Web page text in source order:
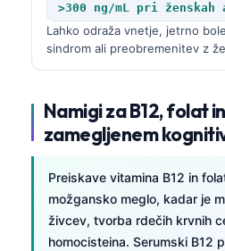
>300 ng/mL pri
Lahko odraža vnetje, jetrno
sindrom ali preobremenitev z
Namigi za B12, folat
zamegljenem
Preiskave vitamina B12 in
možgansko meglo, kadar je
živcev, tvorba rdečih krvnih
homocisteina. Serumski B12